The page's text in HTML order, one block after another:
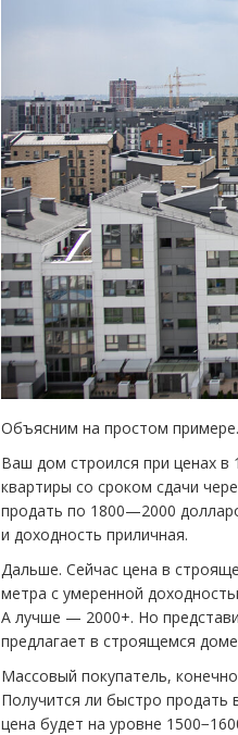
Объясним на простом примере.
Ваш дом строился при ценах в
квартиры со сроком сдачи
продать по 1800—2000
и доходность приличная.
Дальше. Сейчас цена в
метра с умеренной
А лучше — 2000+. Но
предлагает в строящемся
Массовый покупатель,
Получится ли быстро продать
цена будет на уровне